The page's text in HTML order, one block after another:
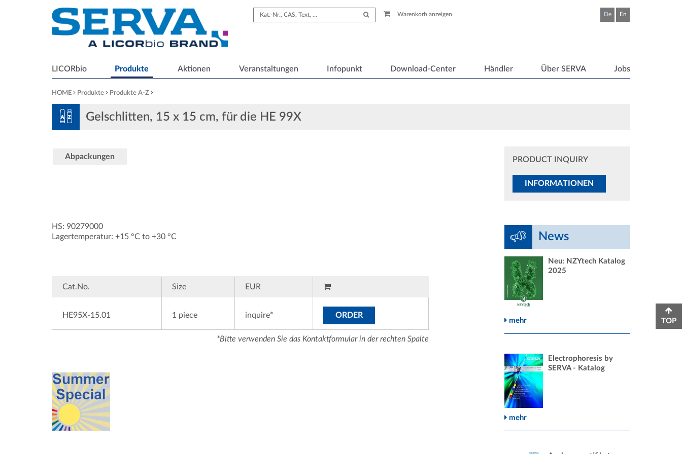
Warenkorb anzeigen De En
LICORbio Produkte Aktionen Veranstaltungen Infopunkt Download-Center Händler Über SERVA Jobs
HOME Produkte Produkte A-Z
Gelschlitten, 15 x 15 cm, für die HE 99X
Abpackungen
HS: 90279000
Lagertemperatur: +15 °C to +30 °C
Cat.No. Size EUR
HE95X-15.01 1 piece inquire* ORDER
*Bitte verwenden Sie das Kontaktformular in der rechten Spalte
PRODUCT INQUIRY
INFORMATIONEN
News
Neu: NZYtech Katalog
2025
mehr
Electrophoresis by
SERVA - Katalog
mehr
TOP